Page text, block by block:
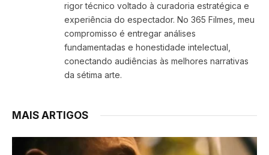
rigor técnico voltado à curadoria estratégica e
experiência do espectador. No 365 Filmes, meu
compromisso é entregar análises
fundamentadas e honestidade intelectual,
conectando audiências às melhores narrativas
da sétima arte.
MAIS ARTIGOS